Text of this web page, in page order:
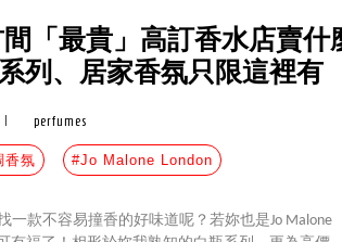
「最貴」高訂香水店賣什
列、居家香氛只限這裡有
perfumes
香氛 #Jo Malone London
一款不容易撞香的好味道呢？若妳也是Jo Malone